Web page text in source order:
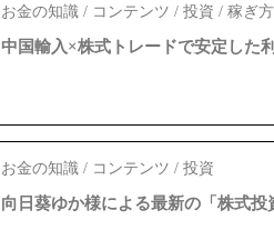
中国輸入×株式トレードで安定した
お金の知識 / コンテンツ / 投資 / 稼ぎ方
向日葵ゆか様による最新の「株式投
お金の知識 / コンテンツ / 投資